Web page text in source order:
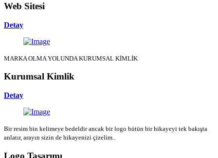
Web Sitesi
Detay
MARKA OLMA YOLUNDA KURUMSAL KİMLİK
Kurumsal Kimlik
Detay
Bir resim bin kelimeye bedeldir ancak bir logo bütün bir hikayeyi tek bakışta
anlatır, arayın sizin de hikayenizi çizelim..
Logo Tasarımı